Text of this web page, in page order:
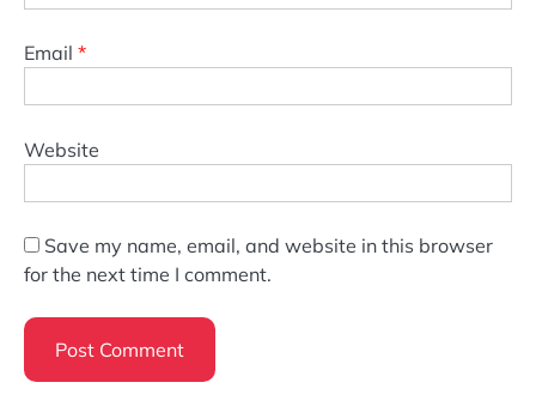
Email *
Website
Save my name, email, and website in this browser
for the next time I comment.